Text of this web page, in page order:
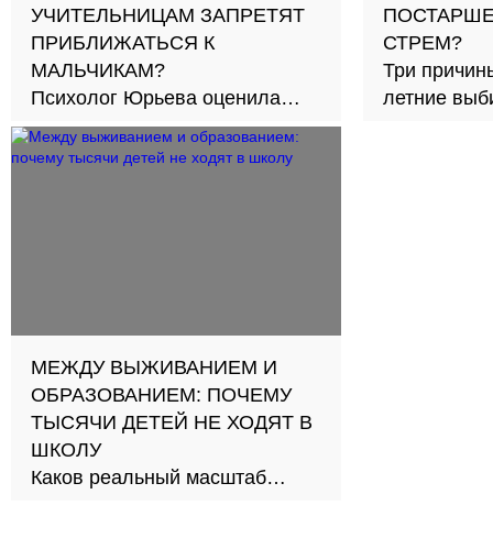
УЧИТЕЛЬНИЦАМ ЗАПРЕТЯТ
ПРИБЛИЖАТЬСЯ К
МАЛЬЧИКАМ?
Психолог Юрьева оценила
новый подход к обучению в
школах
СТРЕМ?
Три
летние
МЕЖДУ ВЫЖИВАНИЕМ И
ОБРАЗОВАНИЕМ: ПОЧЕМУ
ТЫСЯЧИ ДЕТЕЙ НЕ ХОДЯТ В
ШКОЛУ
Каков реальный масштаб